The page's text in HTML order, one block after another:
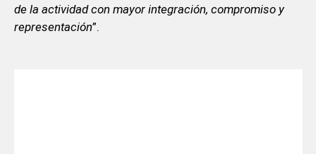
de la actividad con mayor integración, compromiso y
representación”.